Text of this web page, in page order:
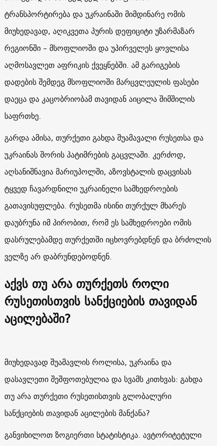
ტრანსპორტირება და უკრაინაში მიმდინარე ომის
მიუხედავად, აღიკვეთა პურის დეფიციტი უზარმაზარ
რეგიონში – მსოფლიოში და უპირველეს ყოვლისა
აღმოსავლეთ აფრიკის ქვეყნებში. ამ გარიგების
დადების შემდეგ მსოფლიოში მარცვლეულის ფასები
დაეცა და კაცობრიობამ თავიდან აიცილა შიმშილის
საფრთხე.
გარდა ამისა, თურქეთი გახდა შუამავალი რუსეთსა და
უკრაინას შორის პატიმრების გაცვლაში. კერძოდ,
აღსანიშნავია მარიუპოლში, აზოვსტალის დაცვისას
ტყვედ ჩავარდნილი უკრაინელი სამხედროების
გათავისუფლება. რუსეთმა ისინი თურქულ მხარეს
დაუბრუნა იმ პირობით, რომ ეს სამხედროები ომის
დასრულებამდე თურქეთში იცხოვრებდნენ და ბრძოლის
ველზე არ დაბრუნდებოდნენ.
აქვს თუ არა თურქეთს როლი
რუსეთისთვის სანქციების თავიდან
აცილებაში?
მიუხედავად შუამავლის როლისა, უკრაინა და
დასავლეთი შეშფოთებულია და სვამს კითხვას: გახდა
თუ არა თურქეთი რუსეთისთვის გლობალური
სანქციების თავიდან აცილების მანქანა?
განვიხილოთ ზოგიერთი სტატისტიკა. ავტორიტეტული